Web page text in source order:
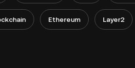
Ethereum Layer2